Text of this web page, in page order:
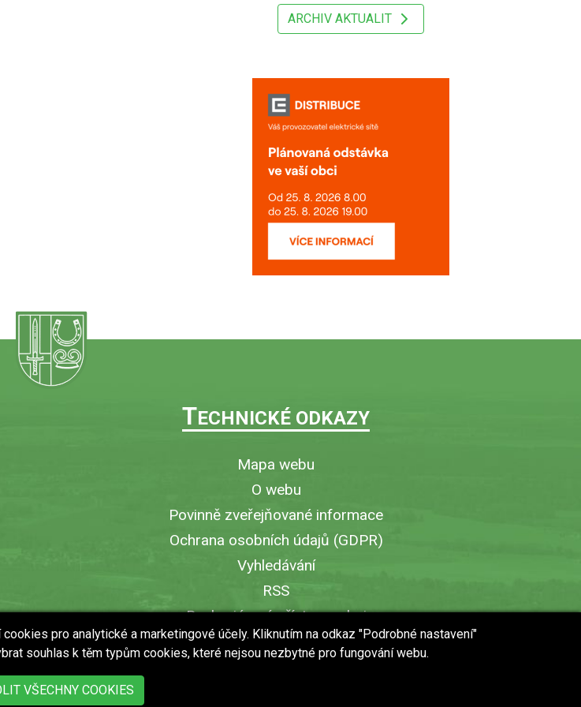
ARCHIV AKTUALIT
TECHNICKÉ ODKAZY
Mapa webu
O webu
Povinně zveřejňované informace
Ochrana osobních údajů (GDPR)
Vyhledávání
RSS
Bezbariérový přístup v obci
Vytisknout stránku
pro analytické a marketingové účely. Kliknutím na odkaz "Podrobné nastavení"
souhlas k těm typům cookies, které nejsou nezbytné pro fungování webu.
VŠECHNY COOKIES